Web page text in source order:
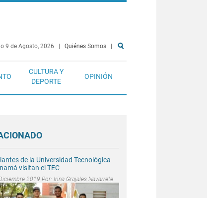
9 de Agosto, 2026 Quiénes Somos
CULTURA Y
DEPORTE
OPINIÓN
de la Universidad Tecnológica
visitan el TEC
2019 Por: Irina Grajales Navarrete